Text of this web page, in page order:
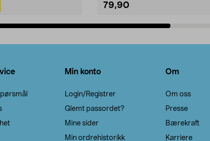
79,90
Min konto
Login/Registrer
Glemt passordet?
Mine sider
Min ordrehistorikk
Om
Om oss
Presse
Bærekraft
Karriere